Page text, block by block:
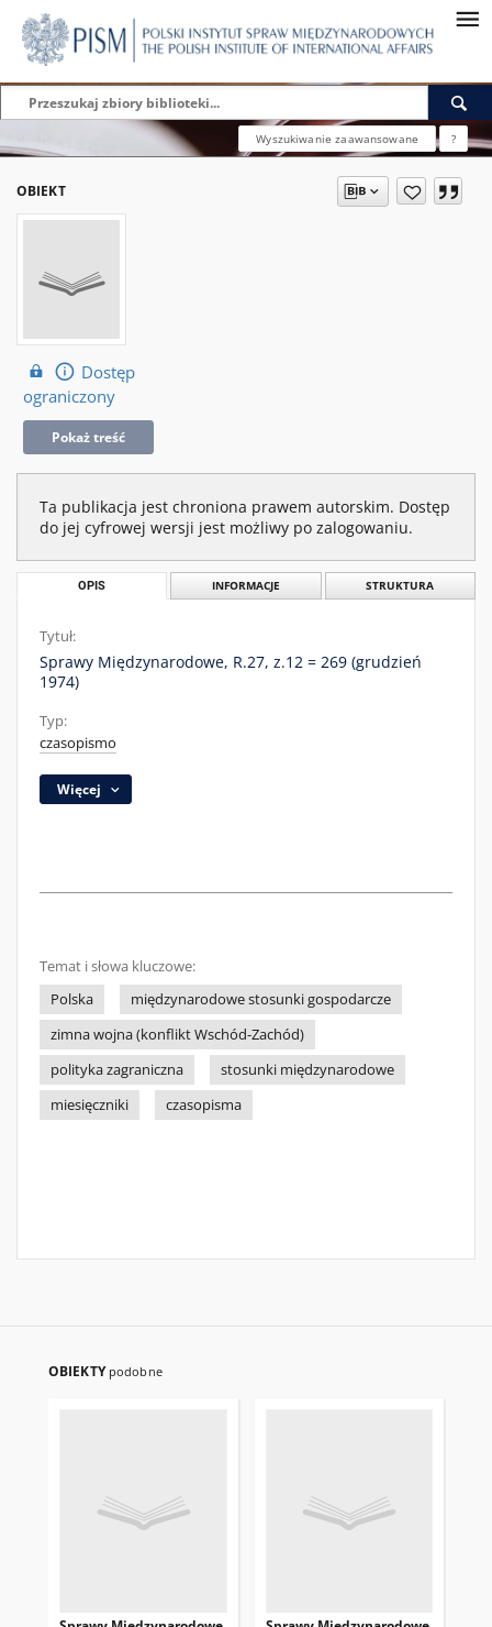
Wyszukiwanie zaawansowane ?
OBIEKT
Dostęp
ograniczony
Pokaż treść
Ta publikacja jest chroniona prawem autorskim. Dostęp
do jej cyfrowej wersji jest możliwy po zalogowaniu.
OPIS INFORMACJE STRUKTURA
Tytuł:
Sprawy Międzynarodowe, R.27, z.12 = 269 (grudzień
1974)
Typ:
czasopismo
Więcej
Temat i słowa kluczowe:
Polska
międzynarodowe stosunki gospodarcze
zimna wojna (konflikt Wschód-Zachód)
polityka zagraniczna
stosunki międzynarodowe
miesięczniki
czasopisma
OBIEKTY podobne